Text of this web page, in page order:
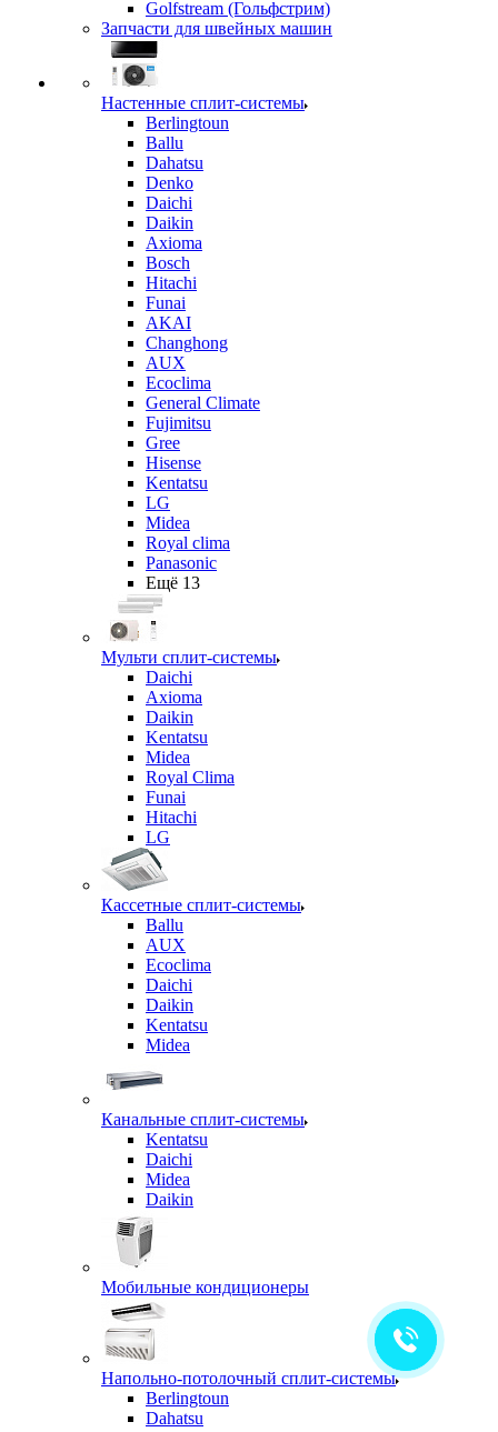
Golfstream (Гольфстрим)
Запчасти для швейных машин
Настенные сплит-системы
Berlingtoun
Ballu
Dahatsu
Denko
Daichi
Daikin
Axioma
Bosch
Hitachi
Funai
AKAI
Changhong
AUX
Ecoclima
General Climate
Fujimitsu
Gree
Hisense
Kentatsu
LG
Midea
Royal clima
Panasonic
Ещё 13
Мульти сплит-системы
Daichi
Axioma
Daikin
Kentatsu
Midea
Royal Clima
Funai
Hitachi
LG
Кассетные сплит-системы
Ballu
AUX
Ecoclima
Daichi
Daikin
Kentatsu
Midea
Канальные сплит-системы
Kentatsu
Daichi
Midea
Daikin
Мобильные кондиционеры
Напольно-потолочный сплит-системы
Berlingtoun
Dahatsu